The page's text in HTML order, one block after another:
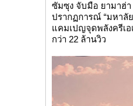
ซัมซุง จับมือ ยามาฮ่า
ปรากฏการณ์ “มหาลั
แคมเปญจุดพลังครีเอ
กว่า 22 ล้านวิว